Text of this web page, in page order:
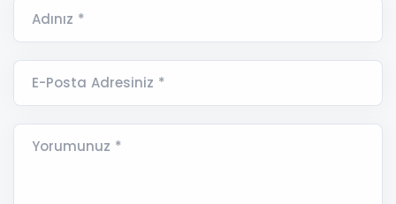
Adınız *
E-Posta Adresiniz *
Yorumunuz *